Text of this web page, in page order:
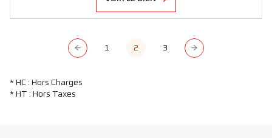
1 2 3
* HC : Hors Charges
* HT : Hors Taxes